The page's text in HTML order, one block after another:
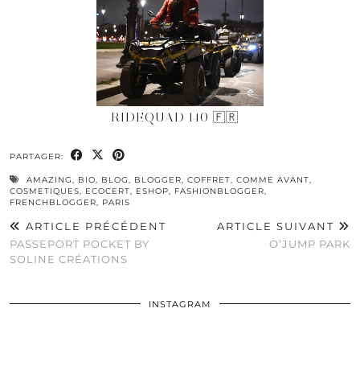
RIDEQUAD 140 🇫🇷
PARTAGER:
AMAZING, BIO, BLOG, BLOGGER, COFFRET, COMME AVANT,
COSMETIQUES, ECOCERT, ESHOP, FASHIONBLOGGER,
FRENCHBLOGGER, PARIS
ARTICLE PRÉCÉDENT
PASSEPORT POCKET BY
SOLINE CRÉATIONS
ARTICLE SUIVANT
O’JUMP PARK
INSTAGRAM